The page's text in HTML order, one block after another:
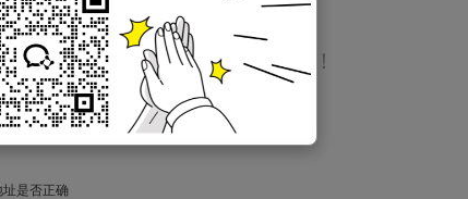
览的页面暂时无法访问或不存在！
是否正确